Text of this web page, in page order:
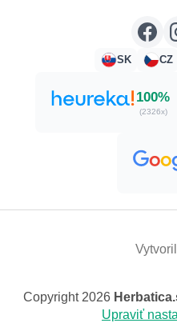
SK CZ
100%
(2326x)
Copyright 2026
Upraviť